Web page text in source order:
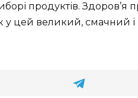
продуктів. Здоров’я
у цей великий, смачний і